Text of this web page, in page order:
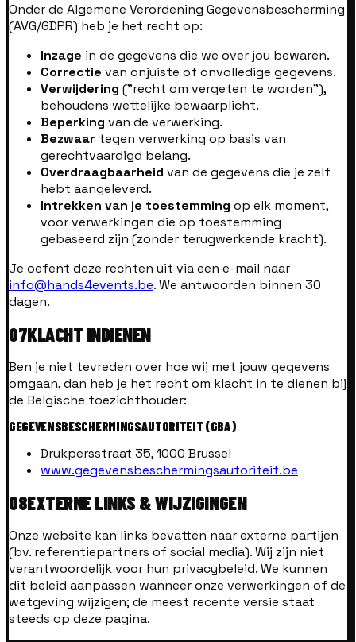
Onder de Algemene Verordening Gegevensbescherming
(AVG/GDPR) heb je het recht op:
Inzage in de gegevens die we over jou bewaren.
Correctie van onjuiste of onvolledige gegevens.
Verwijdering ("recht om vergeten te worden"),
behoudens wettelijke bewaarplicht.
Beperking van de verwerking.
Bezwaar tegen verwerking op basis van
gerechtvaardigd belang.
Overdraagbaarheid van de gegevens die je zelf
hebt aangeleverd.
Intrekken van je toestemming op elk moment,
voor verwerkingen die op toestemming
gebaseerd zijn (zonder terugwerkende kracht).
Je oefent deze rechten uit via een e-mail naar
info@hands4events.be. We antwoorden binnen 30
dagen.
07KLACHT INDIENEN
Ben je niet tevreden over hoe wij met jouw gegevens
omgaan, dan heb je het recht om klacht in te dienen bij
de Belgische toezichthouder:
GEGEVENSBESCHERMINGSAUTORITEIT (GBA)
Drukpersstraat 35, 1000 Brussel
www.gegevensbeschermingsautoriteit.be
08EXTERNE LINKS & WIJZIGINGEN
Onze website kan links bevatten naar externe partijen
(bv. referentiepartners of social media). Wij zijn niet
verantwoordelijk voor hun privacybeleid. We kunnen
dit beleid aanpassen wanneer onze verwerkingen of de
wetgeving wijzigen; de meest recente versie staat
steeds op deze pagina.